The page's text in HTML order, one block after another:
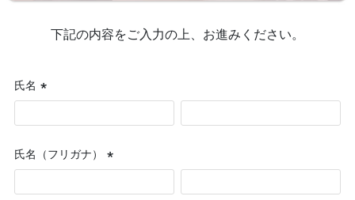
下記の内容をご入力の上、お進みください。
氏名
(必
須)
氏名（フリガナ）
(必
須)